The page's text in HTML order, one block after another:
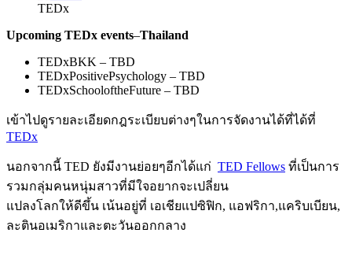
TEDx
Upcoming TEDx events–Thailand
TEDxBKK – TBD
TEDxPositivePsychology – TBD
TEDxSchooloftheFuture – TBD
เข้าไปดูรายละเอียดกฎระเบียบต่างๆในการจัดงานได้ที่ได้ที่
TEDx
นอกจากนี้ TED ยังมีงานย่อยๆอีกได้แก่ TED Fellows ที่เป็นการ
รวมกลุ่มคนหนุ่มสาวที่มีใจอยากจะเปลี่ยน
แปลงโลกให้ดีขึ้น เน้นอยู่ที่ เอเชียแปซิฟิก, แอฟริกา,แคริบเบียน,
ละตินอเมริกาและตะวันออกกลาง